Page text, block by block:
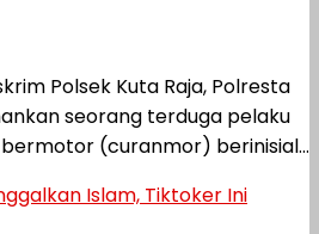
Polsek Kuta Raja, Polresta
seorang terduga pelaku
(curanmor) berinisial...